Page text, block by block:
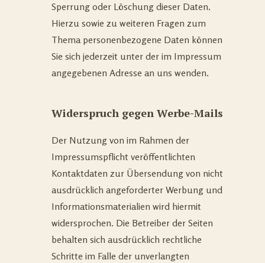
Sperrung oder Löschung dieser Daten.
Hierzu sowie zu weiteren Fragen zum
Thema personenbezogene Daten können
Sie sich jederzeit unter der im Impressum
angegebenen Adresse an uns wenden.
Widerspruch gegen Werbe-Mails
Der Nutzung von im Rahmen der
Impressumspflicht veröffentlichten
Kontaktdaten zur Übersendung von nicht
ausdrücklich angeforderter Werbung und
Informationsmaterialien wird hiermit
widersprochen. Die Betreiber der Seiten
behalten sich ausdrücklich rechtliche
Schritte im Falle der unverlangten